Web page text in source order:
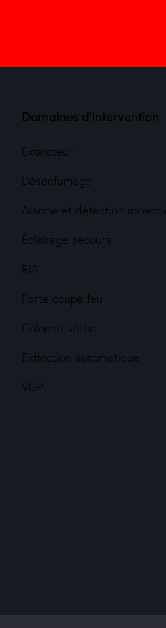
Domaines d'intervention
Extincteur
Désenfumage
Alarme et détection
Éclairage secours
RIA
Porte coupe feu
Colonne sèche
Extinction automatique
VGP